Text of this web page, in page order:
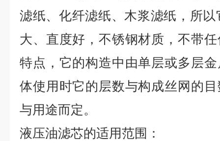
滤纸、化纤滤纸、木浆滤纸，所以
大、直度好，不锈钢材质，不带
特点，它的构造中由单层或多层
体使用时它的层数与构成丝网的
与用途而定。
液压油滤芯的适用范围：